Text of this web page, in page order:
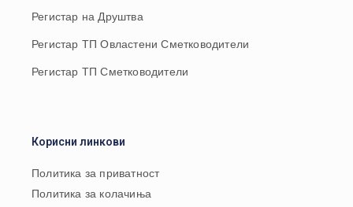
Регистар на Друштва
Регистар ТП Овластени Сметководители
Регистар ТП Сметководители
Корисни линкови
Политика за приватност
Политика за колачиња